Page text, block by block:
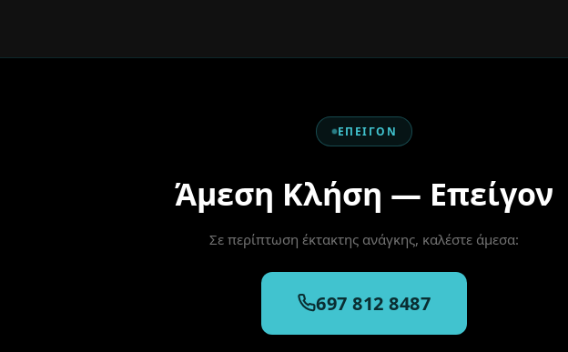
ΕΠΕΊΓΟΝ
Άμεση Κλήση — Επείγον
Σε περίπτωση έκτακτης ανάγκης, καλέστε άμεσα:
697 812 8487